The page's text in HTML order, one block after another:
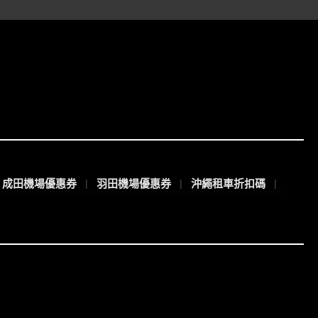
成田機場優惠券 羽田機場優惠券
沖繩租車折扣碼